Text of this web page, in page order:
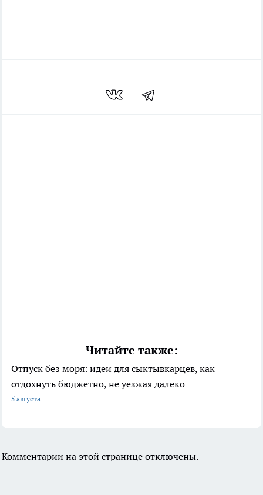
Читайте также:
Отпуск без моря: идеи для сыктывкарцев, как
отдохнуть бюджетно, не уезжая далеко
5 августа
Комментарии на этой странице отключены.